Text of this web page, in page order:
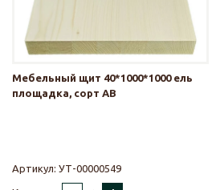
Мебельный щит 40*1000*1000 ель
площадка, сорт АВ
Артикул: УТ-00000549